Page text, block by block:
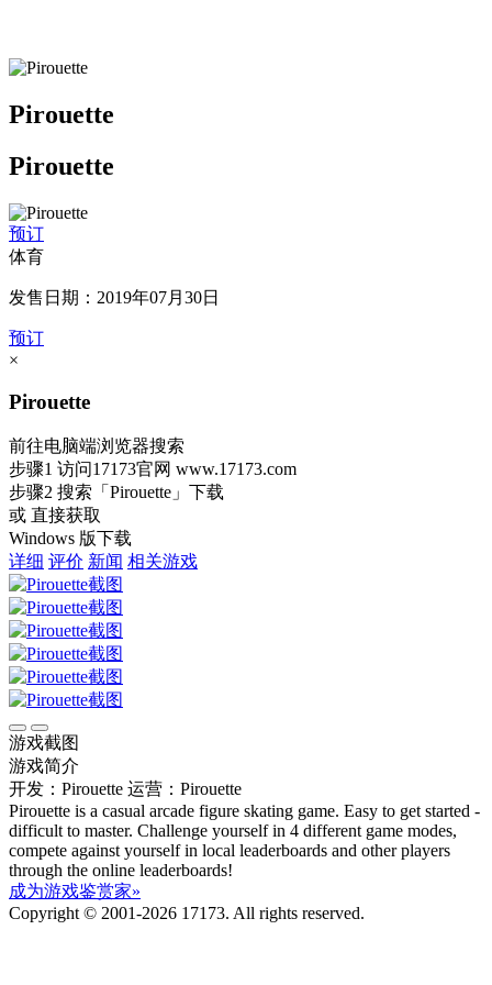
Pirouette
Pirouette
预订
体育
发售日期：2019年07月30日
预订
×
Pirouette
前往电脑端浏览器搜索
步骤1 访问17173官网 www.17173.com
步骤2 搜索 「Pirouette」 下载
或 直接获取
Windows 版下载
详细 评价 新闻 相关游戏
游戏截图
游戏简介
开发：Pirouette 运营：Pirouette
Pirouette is a casual arcade figure skating game. Easy to get started -
difficult to master. Challenge yourself in 4 different game modes,
compete against yourself in local leaderboards and other players
through the online leaderboards!
成为游戏鉴赏家»
Copyright © 2001-2026 17173. All rights reserved.